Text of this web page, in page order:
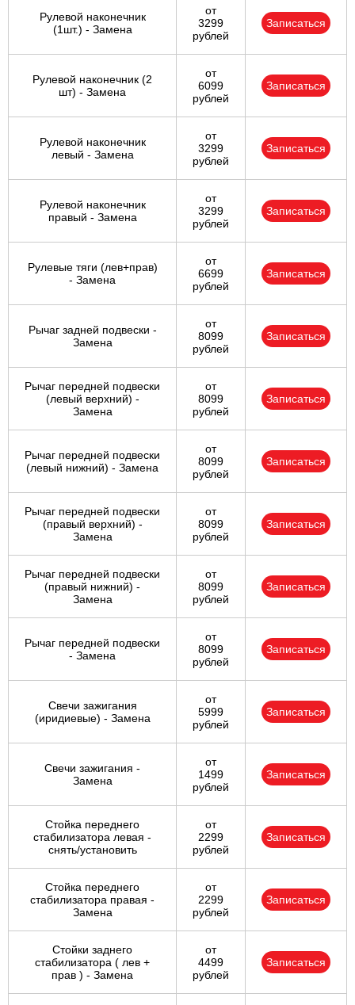
Рулевой наконечник
(1шт.) - Замена
от
3299
рублей
Записаться
Рулевой наконечник (2
шт) - Замена
от
6099
рублей
Записаться
Рулевой наконечник
левый - Замена
от
3299
рублей
Записаться
Рулевой наконечник
правый - Замена
от
3299
рублей
Записаться
Рулевые тяги (лев+прав)
- Замена
от
6699
рублей
Записаться
Рычаг задней подвески -
Замена
от
8099
рублей
Записаться
Рычаг передней подвески
(левый верхний) -
Замена
от
8099
рублей
Записаться
Рычаг передней подвески
(левый нижний) - Замена
от
8099
рублей
Записаться
Рычаг передней подвески
(правый верхний) -
Замена
от
8099
рублей
Записаться
Рычаг передней подвески
(правый нижний) -
Замена
от
8099
рублей
Записаться
Рычаг передней подвески
- Замена
от
8099
рублей
Записаться
Свечи зажигания
(иридиевые) - Замена
от
5999
рублей
Записаться
Свечи зажигания -
Замена
от
1499
рублей
Записаться
Стойка переднего
стабилизатора левая -
снять/установить
от
2299
рублей
Записаться
Стойка переднего
стабилизатора правая -
Замена
от
2299
рублей
Записаться
Стойки заднего
стабилизатора ( лев +
прав ) - Замена
от
4499
рублей
Записаться